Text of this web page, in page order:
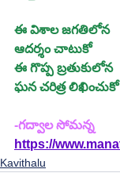
ఈ విశాల జగతిలోన
ఆదర్శం చాటుకో
ఈ గొప్ప బ్రతుకులోన
ఘన చరిత్ర లిఖించుకో
-గద్వాల సోమన్న
https://
Kavithalu